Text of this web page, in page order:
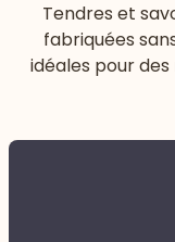
Tendres et
fabriquées
idéales pour